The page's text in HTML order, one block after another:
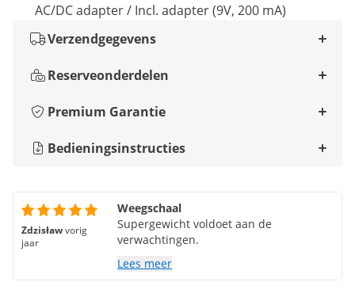
AC/DC adapter / Incl. adapter (9V, 200 mA)
Verzendgegevens
Reserveonderdelen
Premium Garantie
Bedieningsinstructies
Zdzisławvorig
jaar
Weegschaal
Supergewicht voldoet aan de
verwachtingen.
Lees meer